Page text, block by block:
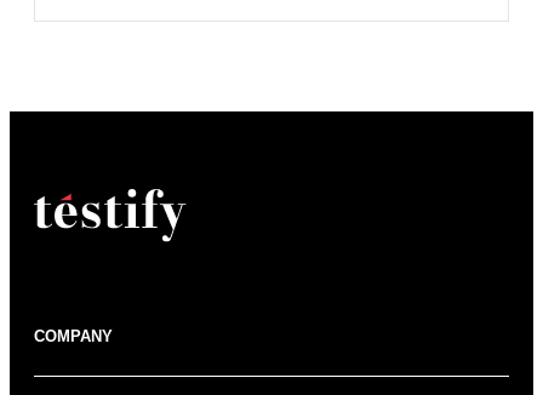
COMPANY